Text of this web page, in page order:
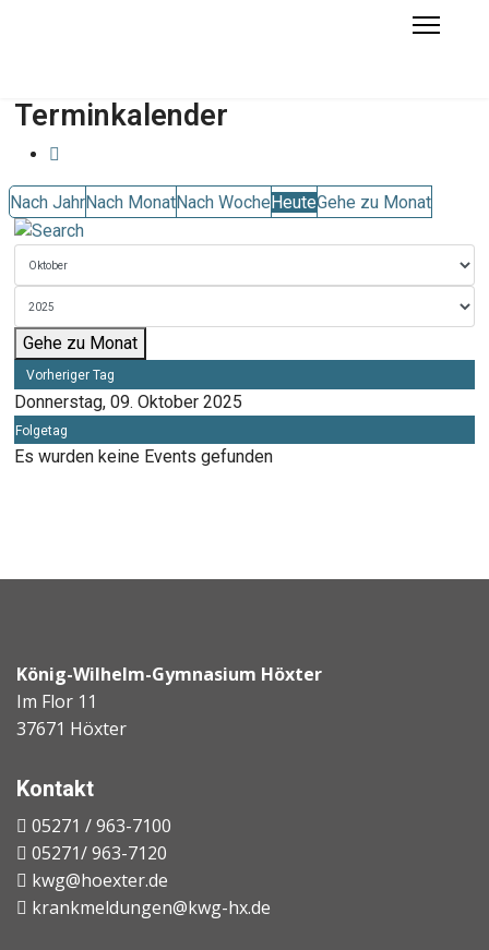
Terminkalender
Nach JahrNach MonatNach WocheHeuteGehe zu Monat
Gehe zu Monat
Vorheriger Tag
Donnerstag, 09. Oktober 2025
Folgetag
Es wurden keine Events gefunden
König-Wilhelm-Gymnasium Höxter
Im Flor 11
37671 Höxter
Kontakt
05271 / 963-7100
05271/ 963-7120
kwg@hoexter.de
krankmeldungen@kwg-hx.de